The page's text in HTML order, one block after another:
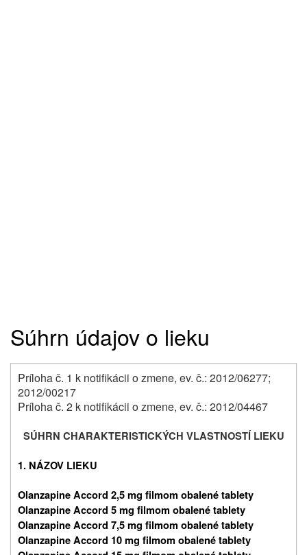
Súhrn údajov o lieku
Príloha č. 1 k notifikácii o zmene, ev. č.: 2012/06277;
2012/00217
Príloha č. 2 k notifikácii o zmene, ev. č.: 2012/04467
SÚHRN CHARAKTERISTICKÝCH VLASTNOSTÍ LIEKU
1. NÁZOV LIEKU
Olanzapine Accord 2,5 mg filmom obalené tablety
Olanzapine Accord 5 mg filmom obalené tablety
Olanzapine Accord 7,5 mg filmom obalené tablety
Olanzapine Accord 10 mg filmom obalené tablety